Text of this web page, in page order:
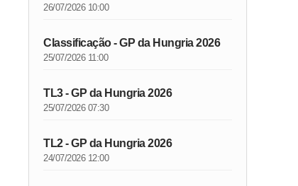
26/07/2026 10:00
Classificação - GP da Hungria 2026
25/07/2026 11:00
TL3 - GP da Hungria 2026
25/07/2026 07:30
TL2 - GP da Hungria 2026
24/07/2026 12:00